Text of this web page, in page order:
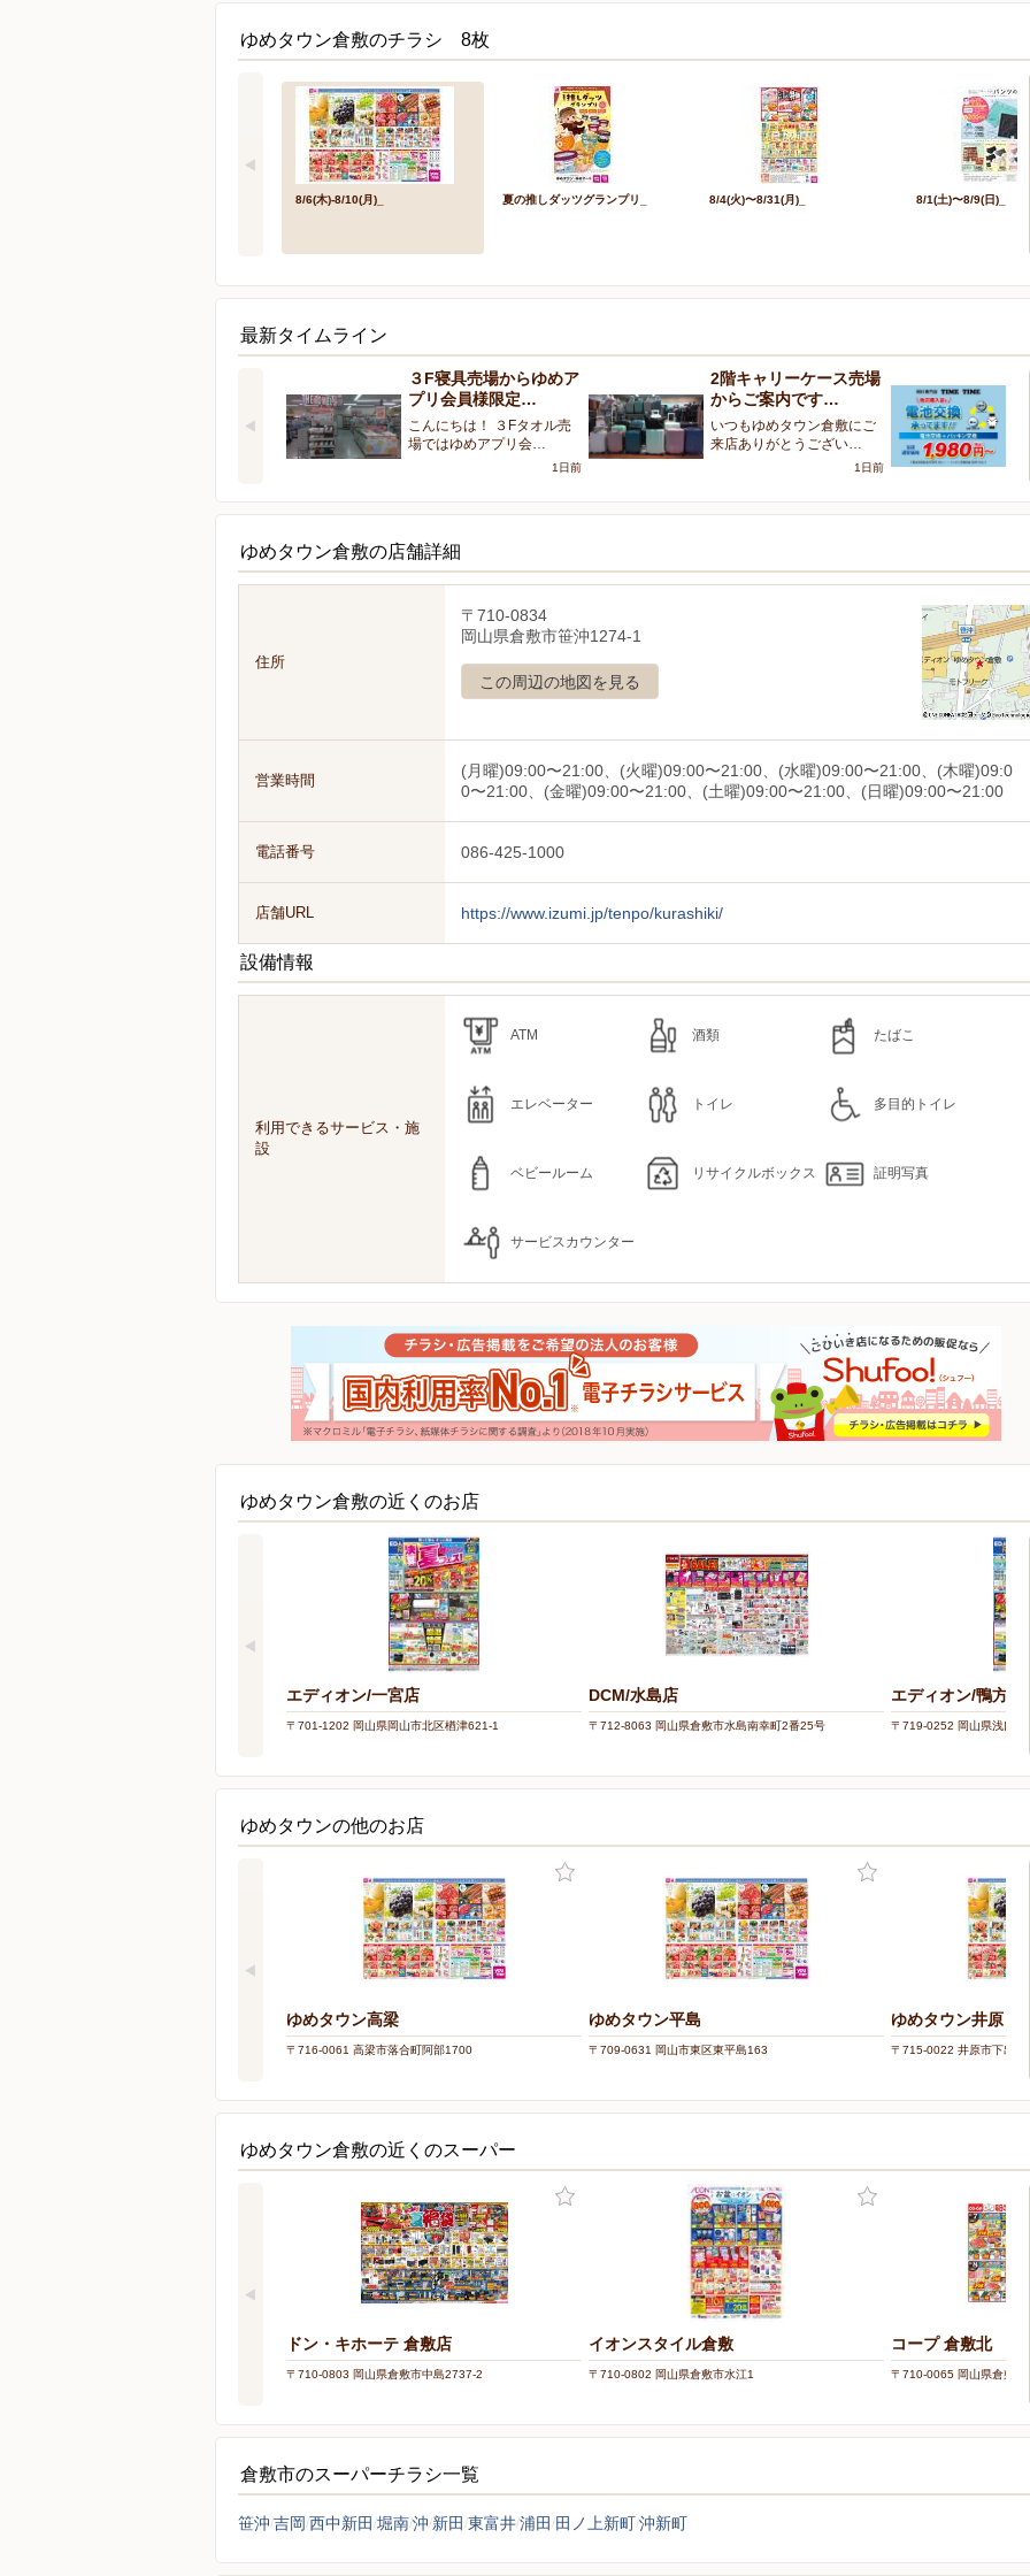
ゆめタウン倉敷のチラシ 8枚
8/6(木)-8/10(月)_ 夏の推しダッツグランプリ_ 8/4(火)〜8/31(月)_ 8/1(土)〜8/9(日)_
最新タイムライン
３F寝具売場からゆめア
プリ会員様限定…
こんにちは！ ３Fタオル売
場ではゆめアプリ会…
1日前
2階キャリーケース売場
からご案内です…
いつもゆめタウン倉敷にご
来店ありがとうござい…
1日前
ゆめタウン倉敷の店舗詳細
住所
〒710-0834
岡山県倉敷市笹沖1274-1
この周辺の地図を見る
営業時間
(月曜)09:00〜21:00、(火曜)09:00〜21:00、(水曜)09:00〜21:00、(木曜)09:0
0〜21:00、(金曜)09:00〜21:00、(土曜)09:00〜21:00、(日曜)09:00〜21:00
電話番号 086-425-1000
店舗URL https://www.izumi.jp/tenpo/kurashiki/
設備情報
利用できるサービス・施
設
ATM 酒類 たばこ
エレベーター トイレ 多目的トイレ
ベビールーム リサイクルボックス 証明写真
サービスカウンター
ゆめタウン倉敷の近くのお店
エディオン/一宮店
〒701-1202 岡山県岡山市北区楢津621-1
DCM/水島店
〒712-8063 岡山県倉敷市水島南幸町2番25号
エディオン/鴨方店
〒719-0252 岡山県浅口市
ゆめタウンの他のお店
ゆめタウン高梁
〒716-0061 高梁市落合町阿部1700
ゆめタウン平島
〒709-0631 岡山市東区東平島163
ゆめタウン井原
〒715-0022 井原市下出部
ゆめタウン倉敷の近くのスーパー
ドン・キホーテ 倉敷店
〒710-0803 岡山県倉敷市中島2737-2
イオンスタイル倉敷
〒710-0802 岡山県倉敷市水江1
コープ 倉敷北
〒710-0065 岡山県倉敷市
倉敷市のスーパーチラシ一覧
笹沖 吉岡 西中新田 堀南沖 新田 東富井浦田 田ノ上新町沖新町